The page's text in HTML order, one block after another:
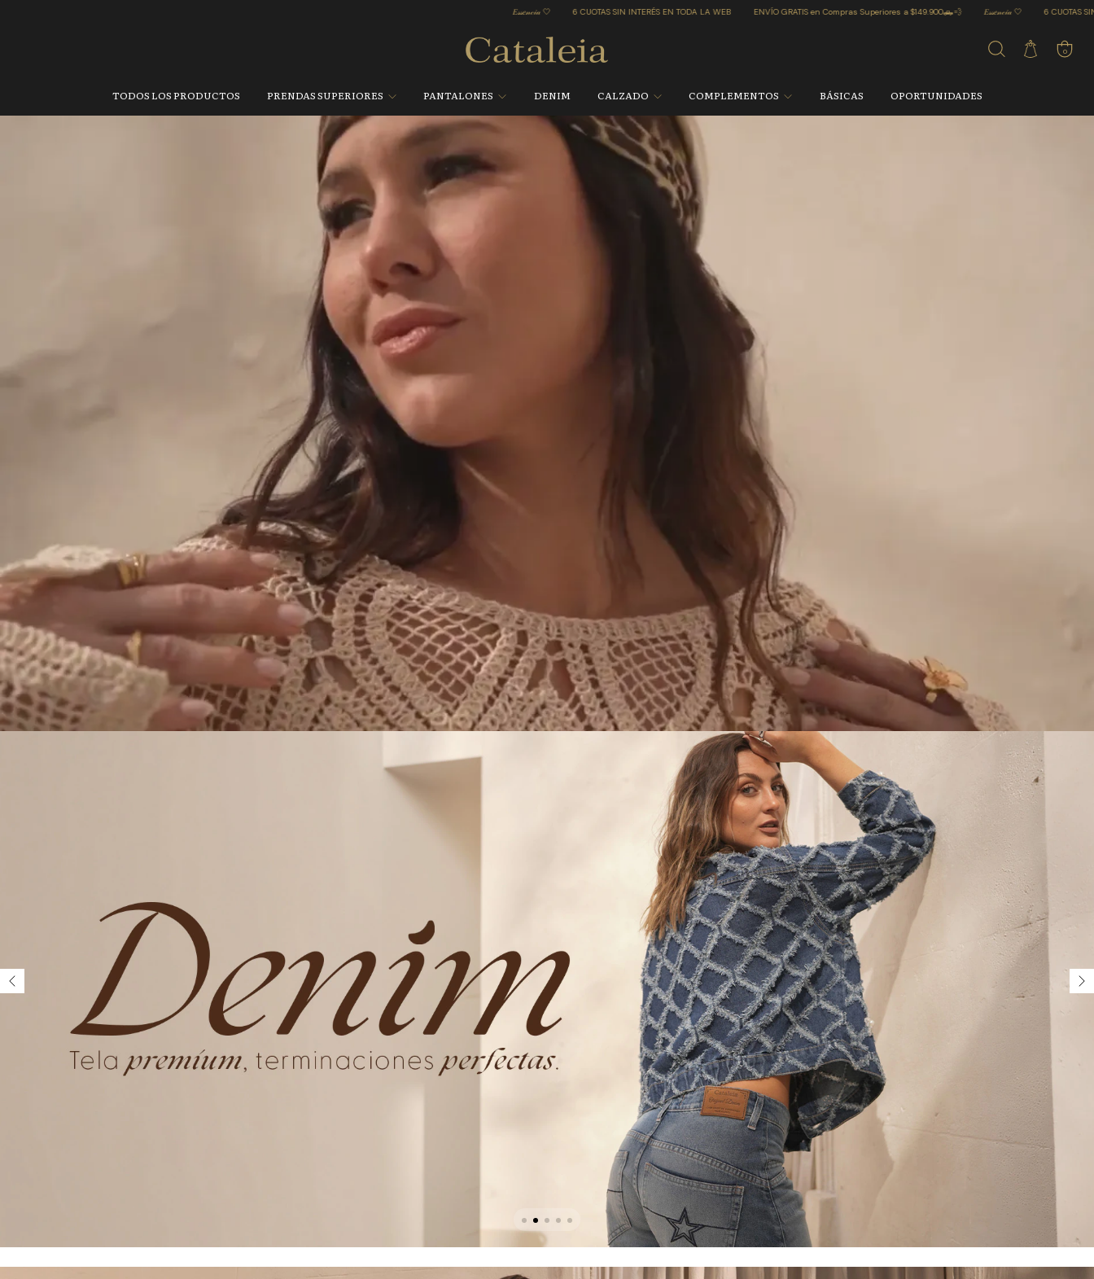
ENVÍO GRATIS en Compras Superiores a $149.900🛻💨 𝐸𝓈𝓈𝑒𝓃𝒸𝒾𝒶 🤍 6 CUOTAS SIN INTERÉS EN TODA LA WEB ENVÍO GRATIS en Compras Superiores a
0
TODOS LOS PRODUCTOS PRENDAS SUPERIORES PANTALONES DENIM CALZADO COMPLEMENTOS BÁSICAS OPORTUNIDADES